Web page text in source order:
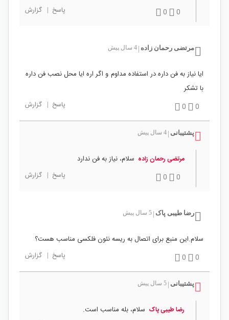
0
0 پاسخ | گزارش
مرتضی رحمان زاده 4 سال پیش
ایا نیاز به فن داره در استفاده مداوم و اگر اره ایا محل نصب فن داره
با تشکر
0
0 پاسخ | گزارش
پشتیبانی 4 سال پیش
مرتضی رحمان زاده سلام، نیاز به فن ندارد
0
0 پاسخ | گزارش
رضا طیبی پاک 5 سال پیش
سلام.این منبع برای اتصال به ریسه نئون فلکسی مناسب هست؟
0
0 پاسخ | گزارش
پشتیبانی 5 سال پیش
رضا طیبی پاک سلام، بله مناسب است.